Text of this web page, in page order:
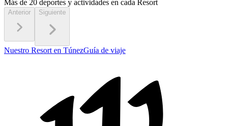
Más de 20 deportes y actividades en cada Resort
Anterior Siguiente
Nuestro Resort en TúnezGuía de viaje